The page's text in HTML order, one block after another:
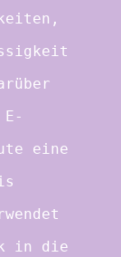
eine
in die